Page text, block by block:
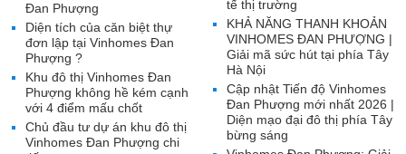
tế thị trường
KHẢ NĂNG THANH KHOẢN
VINHOMES ĐAN PHƯỢNG |
Giải mã sức hút tại phía Tây
Hà Nội
Cập nhật Tiến độ Vinhomes
Đan Phượng mới nhất 2026 |
Diện mạo đại đô thị phía Tây
bừng sáng
Đan Phượng
Diện tích của căn biệt thự
đơn lập tại Vinhomes Đan
Phượng ?
Khu đô thị Vinhomes Đan
Phượng không hề kém cạnh
với 4 điểm mấu chốt
Chủ đầu tư dự án khu đô thị
Vinhomes Đan Phượng chi